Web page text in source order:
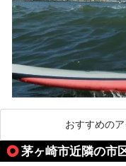
おすすめの
茅ヶ崎市近隣の市